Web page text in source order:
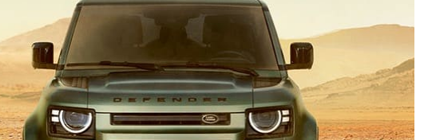
du sport.
Konaté (Bamako, correspondance)
mis à jour le 01/04/2018 à 16h39